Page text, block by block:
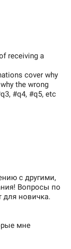
receiving a
cover why
the wrong
#q4, #q5, etc
с другими,
Вопросы по
для новичка.
мне